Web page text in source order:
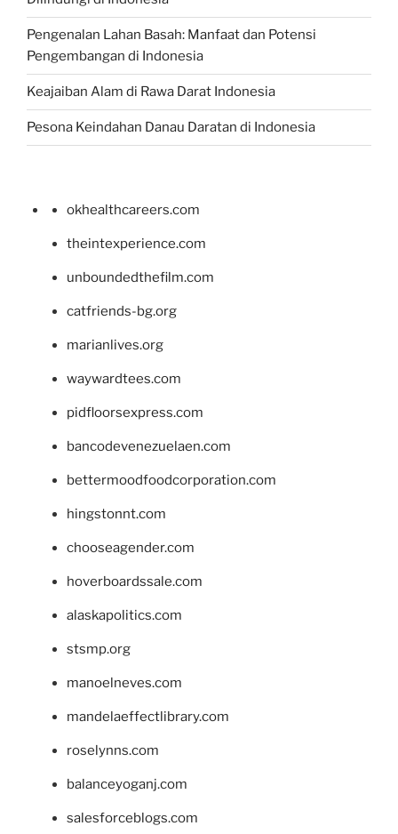
Pengenalan Lahan Basah: Manfaat dan Potensi
Pengembangan di Indonesia
Keajaiban Alam di Rawa Darat Indonesia
Pesona Keindahan Danau Daratan di Indonesia
okhealthcareers.com
theintexperience.com
unboundedthefilm.com
catfriends-bg.org
marianlives.org
waywardtees.com
pidfloorsexpress.com
bancodevenezuelaen.com
bettermoodfoodcorporation.com
hingstonnt.com
chooseagender.com
hoverboardssale.com
alaskapolitics.com
stsmp.org
manoelneves.com
mandelaeffectlibrary.com
roselynns.com
balanceyoganj.com
salesforceblogs.com